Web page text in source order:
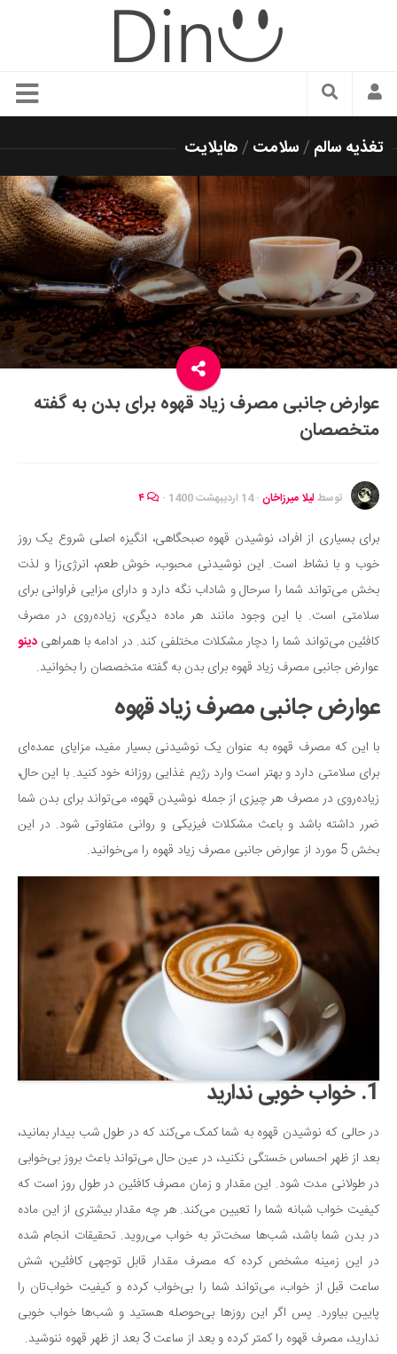
سبک زندگی
زیبایی و آرایش
شیک پوشی
دکوراسیون و چیدمان
غذا
رستوران گردی
آشپزی
سفر و گردشگری
ایران گردی
جهان گردی
موفقیت و مهارت‌های فردی
تغذیه سالم
بهداشت
بیماری و درمان
کودک و مادر
ورزش و تندرستی
روانشناسی
فرهنگ و هنر
سینما و تئاتر
تلویزیون
موسیقی
عکاسی و هنرهای تجسمی
کتاب و کتاب‌خوانی
تاریخ
معماری
فناوری‌ها
نجوم و هوا فضا
زمین و محیط زیست
خودرو
سرگرمی
دانستنی‌ها
بازی
طنز
فال
مسابقه
تغذیه سالم /سلامت /هایلایت
عوارض جانبی مصرف زیاد قهوه برای بدن به گفته
متخصصان
توسطلیلا میرزاخان ·14 اردیبهشت 1400 ·
برای بسیاری از افراد، نوشیدن قهوه صبحگاهی، انگیزه اصلی شروع یک روز
خوب و با نشاط است. این نوشیدنی محبوب، خوش طعم، انرژی‌زا و لذت
بخش می‌تواند شما را سرحال و شاداب نگه دارد و دارای مزایی فراوانی برای
سلامتی است. با این وجود مانند هر ماده دیگری، زیاده‌روی در مصرف
کافئین می‌تواند شما را دچار مشکلات مختلفی کند. در ادامه با همراهی دینو
عوارض جانبی مصرف زیاد قهوه برای بدن به گفته متخصصان را بخوانید.
عوارض جانبی مصرف زیاد قهوه
با این که مصرف قهوه به عنوان یک نوشیدنی بسیار مفید، مزایای عمده‌ای
برای سلامتی دارد و بهتر است وارد رژیم غذایی روزانه خود کنید. با این حال،
زیاده‌روی در مصرف هر چیزی از جمله نوشیدن قهوه، می‌تواند برای بدن شما
ضرر داشته باشد و باعث مشکلات فیزیکی و روانی متفاوتی شود. در این
بخش 5 مورد از عوارض جانبی مصرف زیاد قهوه را می‌خوانید.
1. خواب خوبی ندارید
در حالی که نوشیدن قهوه به شما کمک می‌کند که در طول شب بیدار بمانید،
بعد از ظهر احساس خستگی نکنید، در عین حال می‌تواند باعث بروز بی‌خوابی
در طولانی مدت شود. این مقدار و زمان مصرف کافئین در طول روز است که
کیفیت خواب شبانه شما را تعیین می‌کند. هر چه مقدار بیشتری از این ماده
در بدن شما باشد، شب‌ها سخت‌تر به خواب می‌روید. تحقیقات انجام شده
در این زمینه مشخص کرده که مصرف مقدار قابل توجهی کافئین، شش
ساعت قبل از خواب، می‌تواند شما را بی‌خواب کرده و کیفیت خواب‌تان را
پایین بیاورد. پس اگر این روزها بی‌حوصله هستید و شب‌ها خواب خوبی
ندارید، مصرف قهوه را کمتر کرده و بعد از ساعت 3 بعد از ظهر قهوه ننوشید.